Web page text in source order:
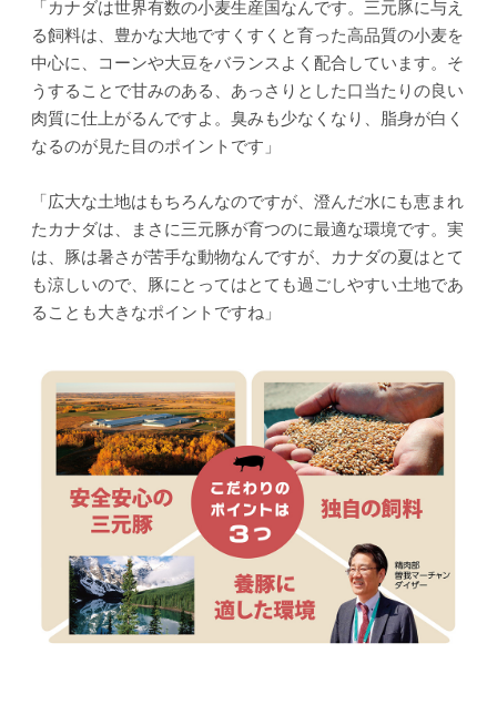
「カナダは世界有数の小麦生産国なんです。三元豚に与え
る飼料は、豊かな大地ですくすくと育った高品質の小麦を
中心に、コーンや大豆をバランスよく配合しています。そ
うすることで甘みのある、あっさりとした口当たりの良い
肉質に仕上がるんですよ。臭みも少なくなり、脂身が白く
なるのが見た目のポイントです」
「広大な土地はもちろんなのですが、澄んだ水にも恵まれ
たカナダは、まさに三元豚が育つのに最適な環境です。実
は、豚は暑さが苦手な動物なんですが、カナダの夏はとて
も涼しいので、豚にとってはとても過ごしやすい土地であ
ることも大きなポイントですね」